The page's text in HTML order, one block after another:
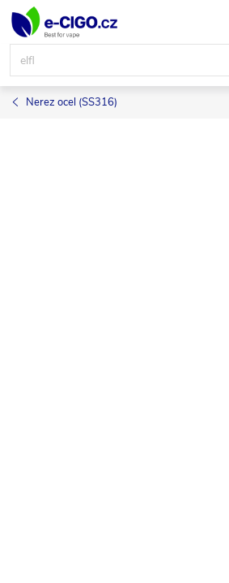
Přejít
obsah
Nerez ocel (SS316)